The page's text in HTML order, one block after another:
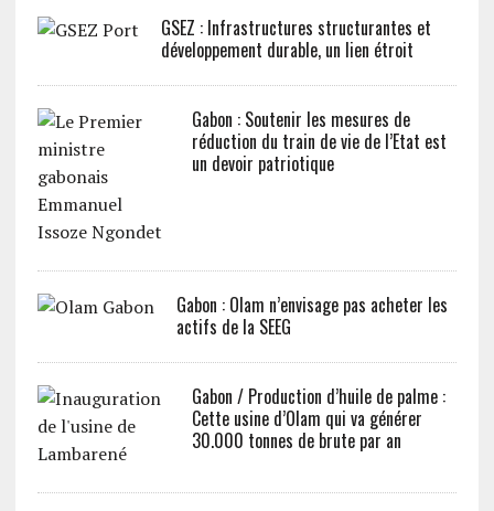
GSEZ : Infrastructures structurantes et
développement durable, un lien étroit
Gabon : Soutenir les mesures de
réduction du train de vie de l’Etat est
un devoir patriotique
Gabon : Olam n’envisage pas acheter les
actifs de la SEEG
Gabon / Production d’huile de palme :
Cette usine d’Olam qui va générer
30.000 tonnes de brute par an